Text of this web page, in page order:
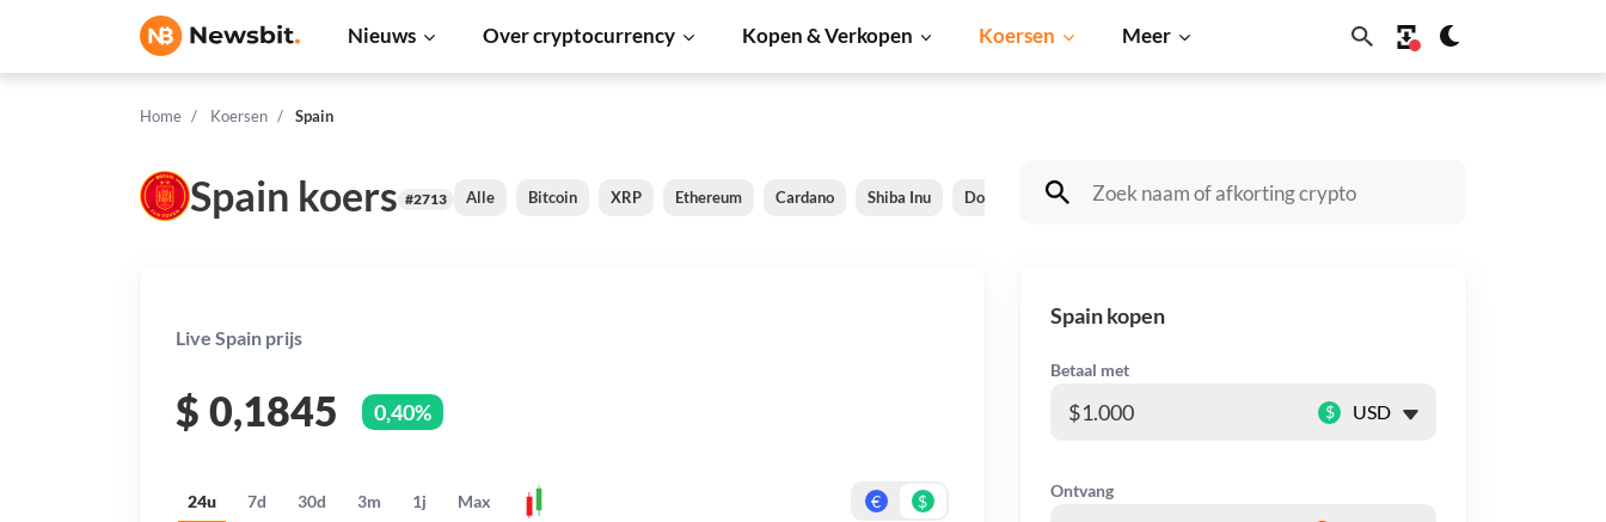
Nieuws Over cryptocurrency Kopen & Verkopen Koersen Meer
Home Koersen Spain
Spain koers #2713 Alle Bitcoin XRP Ethereum Cardano Shiba Inu Dogecoin Solana BNB
Live Spain prijs
$ 0,1845 0,40%
24u 7d 30d 3m 1j Max € $
Spain kopen
Betaal met
$
Ontvang